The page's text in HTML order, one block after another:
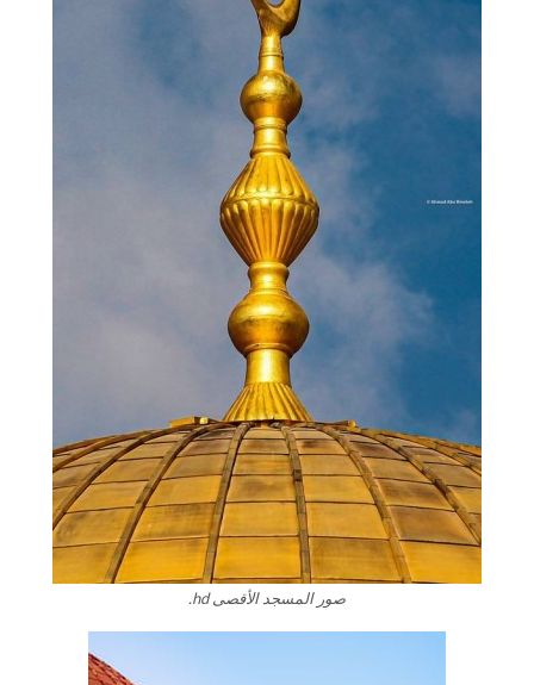
صور المسجد الأقصى hd.